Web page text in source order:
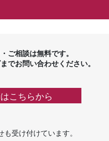
ご相談は無料です。
でお問い合わせください。
こちらから
受け付けています。